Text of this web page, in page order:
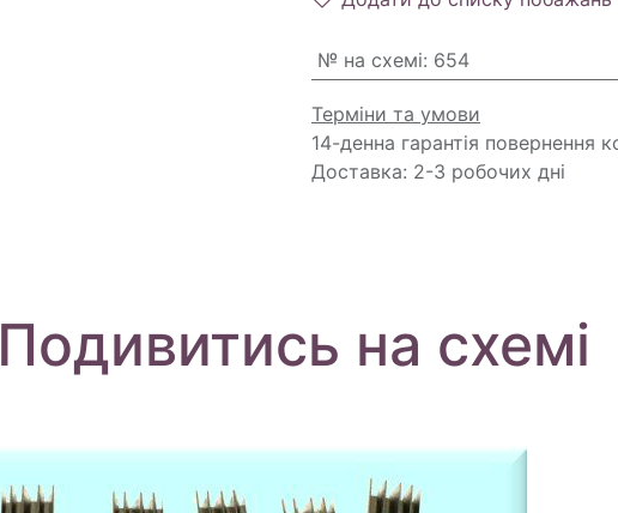
№ на схемі: 654
Терміни та умови
14-денна гарантія повернення
Доставка: 2-3 робочих дні
Подивитись на схемі